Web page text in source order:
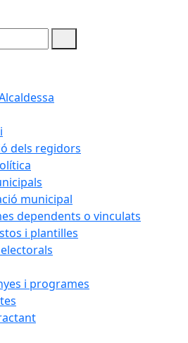
dels regidors
municipal
dependents o vinculats
i plantilles
i programes